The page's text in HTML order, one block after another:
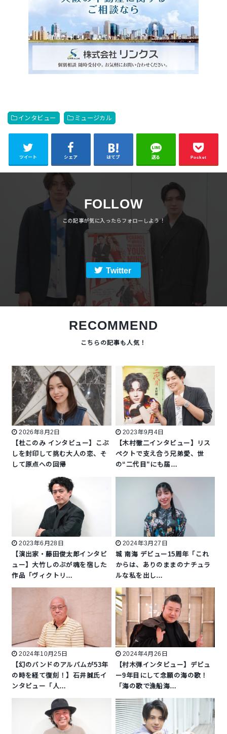
インタビュー ミュージカル
ツイート シェア はてブ 送る Pocket
FOLLOW
Twitter
RECOMMEND
2026年8月2日
【杜このみ インタビュー】こぶ
しを封印して挑む大人の恋、そ
して原点への回帰
2023年9月4日
【木村徹二インタビュー】リス
ペクトで支え合う兄弟愛、世
の“二代目”にも届…
2023年6月28日
【演出家・藤田俊太郎インタビ
ュー】大竹しのぶが魂を宿した
作品「ヴィクトリ…
2024年3月27日
城 南海 デビュー15周年「これ
からは、ありのままのナチュラ
ルな私を出し…
2024年10月25日
【幻のバンドのアルバムが53年
の時を経て復刻！】石井誠氏イ
ンタビュー「人…
2024年4月26日
【村木弾インタビュー】デビュ
ー9年目にして念願の海の歌！
「海の歌で漁船海…